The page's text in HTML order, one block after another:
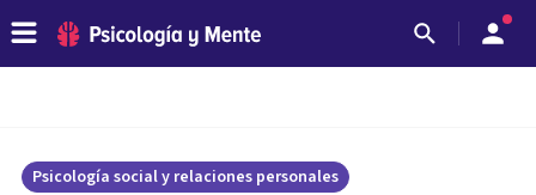
Psicología social y relaciones personales